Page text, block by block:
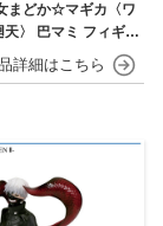
まどか☆マギカ〈ワ
〉 巴マミ フィギュ